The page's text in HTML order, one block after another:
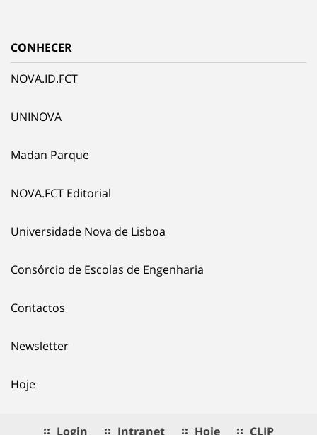
CONHECER
NOVA.ID.FCT
UNINOVA
Madan Parque
NOVA.FCT Editorial
Universidade Nova de Lisboa
Consórcio de Escolas de Engenharia
Contactos
Newsletter
Hoje
Login Intranet Hoje CLIP